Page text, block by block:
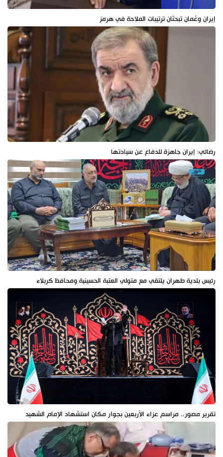
إيران وعُمان تبحثان ترتيبات الملاحة في هرمز
رضائي: إيران جاهزة للدفاع عن سيادتها
رئيس بلدية طهران يلتقي مع متولي العتبة الحسينية ومحافظ كربلاء
تقرير مصور.. مراسم عزاء الأربعين بجوار مكان استشهاد الإمام الشهيد